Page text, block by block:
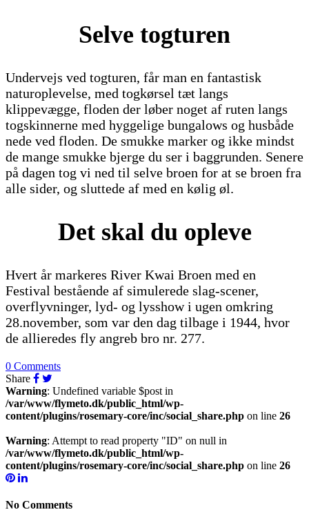
Selve togturen
Undervejs ved togturen, får man en fantastisk
naturoplevelse, med togkørsel tæt langs
klippevægge, floden der løber noget af ruten langs
togskinnerne med hyggelige bungalows og husbåde
nede ved floden. De smukke marker og ikke mindst
de mange smukke bjerge du ser i baggrunden. Senere
på dagen tog vi ned til selve broen for at se broen fra
alle sider, og sluttede af med en kølig øl.
Det skal du opleve
Hvert år markeres River Kwai Broen med en
Festival bestående af simulerede slag-scener,
overflyvninger, lyd- og lysshow i ugen omkring
28.november, som var den dag tilbage i 1944, hvor
de allieredes fly angreb bro nr. 277.
0 Comments
Share
Warning: Undefined variable $post in
/var/www/flymeto.dk/public_html/wp-
content/plugins/rosemary-core/inc/social_share.php on line 26
Warning: Attempt to read property "ID" on null in
/var/www/flymeto.dk/public_html/wp-
content/plugins/rosemary-core/inc/social_share.php on line 26
No Comments